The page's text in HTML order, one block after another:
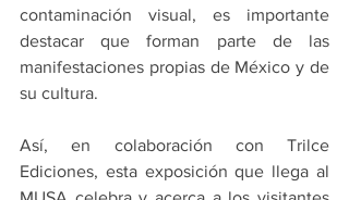
contaminación visual, es importante
destacar que forman parte de las
manifestaciones propias de México y de
su cultura.
Así, en colaboración con Trilce
Ediciones, esta exposición que llega al